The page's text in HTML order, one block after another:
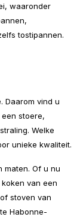
waaronder
tostipannen.
Daarom vind u
een stoere,
Welke
unieke kwaliteit.
maten. Of u nu
van een
stoven van
Habonne-